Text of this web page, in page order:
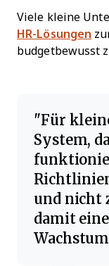
Viele kleine
HR-Lösungen
budgetbewusst
Für
System,
und nicht
damit